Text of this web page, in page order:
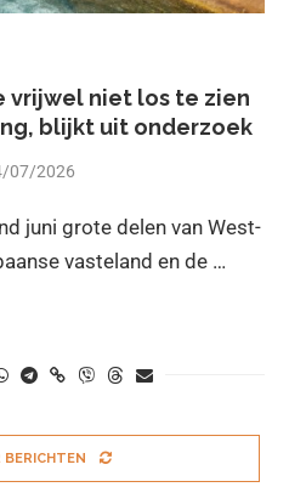
vrijwel niet los te zien
blijkt uit onderzoek
07/2026
juni grote delen van West-
vasteland en de …
BERICHTEN